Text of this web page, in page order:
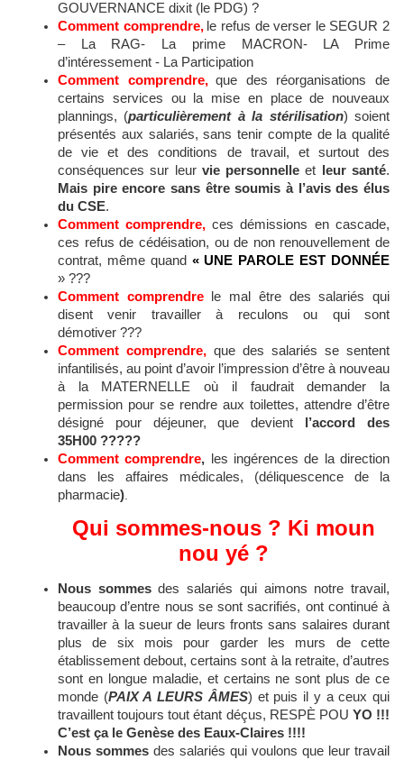
GOUVERNANCE dixit (le PDG) ?
Comment comprendre, le refus de verser le SEGUR 2
– La RAG- La prime MACRON- LA Prime
d’intéressement - La Participation
Comment comprendre, que des réorganisations de
certains services ou la mise en place de nouveaux
plannings, (particulièrement à la stérilisation) soient
présentés aux salariés, sans tenir compte de la qualité
de vie et des conditions de travail, et surtout des
conséquences sur leur vie personnelle et leur santé.
Mais pire encore sans être soumis à l’avis des élus
du CSE.
Comment comprendre, ces démissions en cascade,
ces refus de cédéisation, ou de non renouvellement de
contrat, même quand « UNE PAROLE EST DONNÉE
» ???
Comment comprendre
le mal être des salariés qui
disent venir travailler à reculons ou qui sont
démotiver ???
Comment comprendre, que des salariés se sentent
infantilisés, au point d’avoir l’impression d’être à nouveau
à la MATERNELLE où il faudrait demander la
permission pour se rendre aux toilettes, attendre d’être
désigné pour déjeuner, que devient
l’accord des
35H00 ?????
Comment comprendre,
les ingérences de la direction
dans les affaires médicales, (déliquescence de la
pharmacie)
Qui sommes-nous ? Ki moun
nou yé ?
Nous sommesdes salariés qui aimons notre travail,
beaucoup d’entre nous se sont sacrifiés, ont continué à
travailler à la sueur de leurs fronts sans salaires durant
plus de six mois pour garder les murs de cette
établissement debout, certains sont à la retraite, d’autres
sont en longue maladie, et certains ne sont plus de ce
monde (PAIX A LEURS ÂMES) et puis il y a ceux qui
travaillent toujours tout étant déçus, RESPÈ POU YO !!!
C’est ça le Genèse des Eaux-Claires !!!!
Nous sommes des salariés qui voulons que leur travail